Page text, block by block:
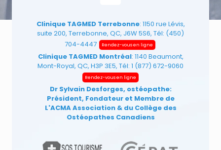
Clinique TAGMED Terrebonne: 1150 rue Lévis,
suite 200, Terrebonne, QC, J6W 5S6, Tél: (450)
704-4447
Rendez-vous en ligne
Clinique TAGMED Montréal: 1140 Beaumont,
Mont-Royal, QC, H3P 3E5, Tél: 1 (877) 672-9060
Rendez-vous en ligne
Dr Sylvain Desforges, ostéopathe:
Président, Fondateur et Membre de
L'ACMA Association & du Collège des
Ostéopathes Canadiens